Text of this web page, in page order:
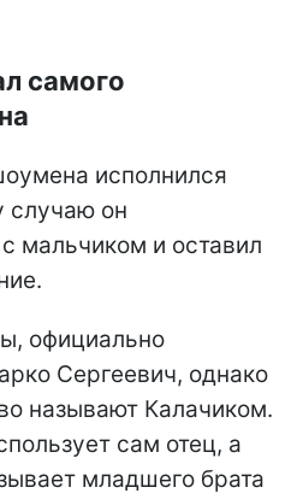
самого
исполнился
случаю он
мальчиком и оставил
официально
Сергеевич, однако
называют Калачиком.
сам отец, а
младшего брата